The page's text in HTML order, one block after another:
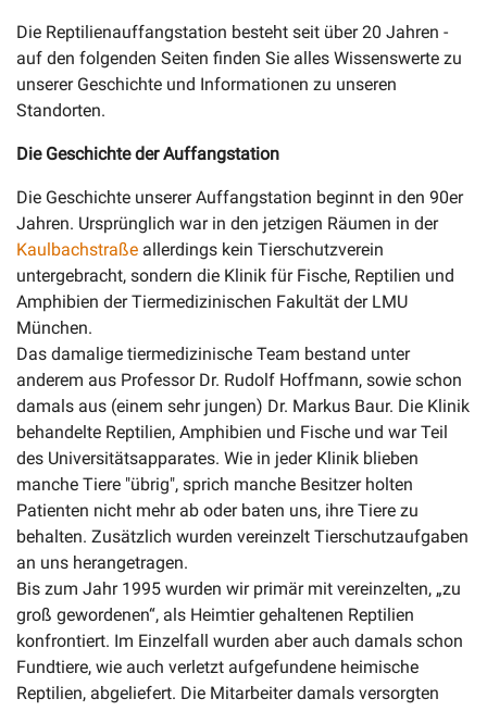
Die Reptilienauffangstation besteht seit über 20 Jahren -
auf den folgenden Seiten finden Sie alles Wissenswerte zu
unserer Geschichte und Informationen zu unseren
Standorten.
Die Geschichte der Auffangstation
Die Geschichte unserer Auffangstation beginnt in den 90er
Jahren. Ursprünglich war in den jetzigen Räumen in der
Kaulbachstraße allerdings kein Tierschutzverein
untergebracht, sondern die Klinik für Fische, Reptilien und
Amphibien der Tiermedizinischen Fakultät der LMU
München.
Das damalige tiermedizinische Team bestand unter
anderem aus Professor Dr. Rudolf Hoffmann, sowie schon
damals aus (einem sehr jungen) Dr. Markus Baur. Die Klinik
behandelte Reptilien, Amphibien und Fische und war Teil
des Universitätsapparates. Wie in jeder Klinik blieben
manche Tiere "übrig", sprich manche Besitzer holten
Patienten nicht mehr ab oder baten uns, ihre Tiere zu
behalten. Zusätzlich wurden vereinzelt Tierschutzaufgaben
an uns herangetragen.
Bis zum Jahr 1995 wurden wir primär mit vereinzelten, „zu
groß gewordenen“, als Heimtier gehaltenen Reptilien
konfrontiert. Im Einzelfall wurden aber auch damals schon
Fundtiere, wie auch verletzt aufgefundene heimische
Reptilien, abgeliefert. Die Mitarbeiter damals versorgten